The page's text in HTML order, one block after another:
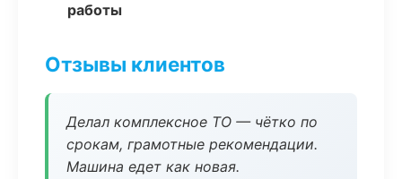
работы
Отзывы клиентов
Делал комплексное ТО — чётко по
срокам, грамотные рекомендации.
Машина едет как новая.